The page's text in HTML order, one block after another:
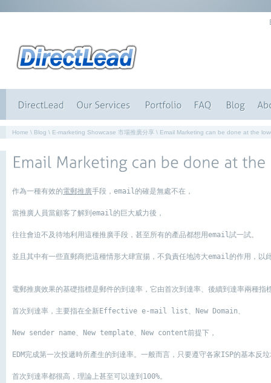
Home \ Blog \ E-marketing Showcase 市場推廣分享 \ Email Marketing can be done at the
作為一種有效的電郵推廣手段，email的確是無處不在，
當推廣人員當顧客了解到email的巨大威力後，
往往會迫不及待地利用這種推廣手段，甚至所有的產品都想用email試一試。
並且其中有一些直郵商把這種情形大肆宣揚，不負責任地誇大email的作用，以
電郵推廣效果的基礎指標是郵件的到達率，它由首次到達率、後續到達率兩種指
首次到達率，主要指在全新Effective e-mail list、New Domain、
New sender name、New template、New content前提下，
EDM完成第一次投遞時所產生的到達率。一般而言，只要遵守各家ISP的基本反
首次到達率都很高，理論上甚至可以達到100%。